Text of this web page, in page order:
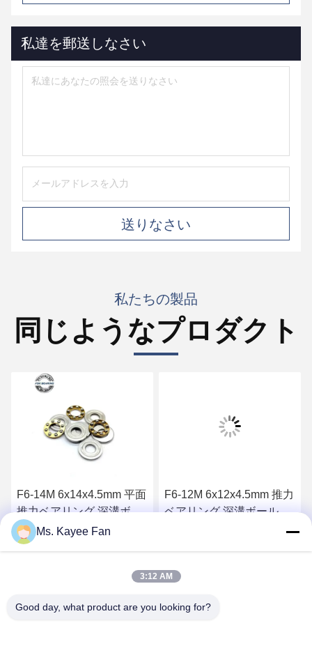
私達を郵送しなさい
送りなさい
私たちの製品
同じようなプロダクト
F6-14M 6x14x4.5mm 平面
推力ベアリング 深溝ボー
ルベアリング 高精度平面
推力ボールベアリング 単
最もよい価格を得なさい
F6-12M 6x12x4.5mm 推力
ベアリング 深溝ボール ベ
Ms. Kayee Fan
3:12 AM
Good day, what product are you looking for?